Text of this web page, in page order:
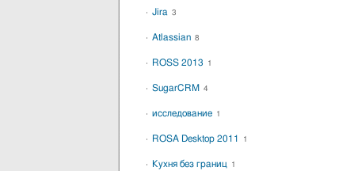
Jira 3
Atlassian 8
ROSS 2013 1
SugarCRM 4
исследование 1
ROSA Desktop 2011 1
Кухня без границ 1